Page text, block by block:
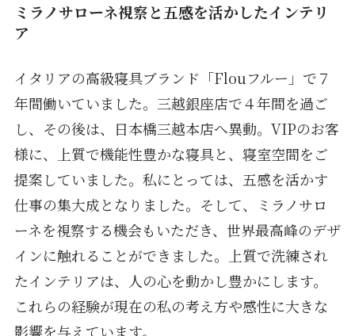
ミラノサローネ視察と五感を活かしたインテリ
ア
イタリアの高級寝具ブランド「Flouフルー」で７
年間働いていました。三越銀座店で４年間を過ご
し、その後は、日本橋三越本店へ異動。VIPのお客
様に、上質で機能性豊かな寝具と、寝室空間をご
提案していました。私にとっては、五感を活かす
仕事の集大成となりました。そして、ミラノサロ
ーネを視察する機会もいただき、世界最高峰のデザ
インに触れることができました。上質で洗練され
たインテリアは、人の心を動かし豊かにします。
これらの経験が現在の私の考え方や感性に大きな
影響を与えています。